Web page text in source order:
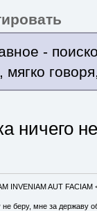
-
мягко
ничего
INVENIAM AUT FACIAM
беру, мне за державу